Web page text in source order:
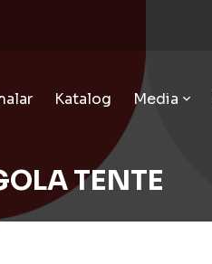
Katalog Media
TENTE